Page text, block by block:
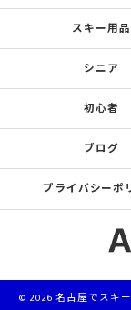
スキー用品
シニア
初心者
ブログ
プライバシーポ
© 2026 名古屋でスキ